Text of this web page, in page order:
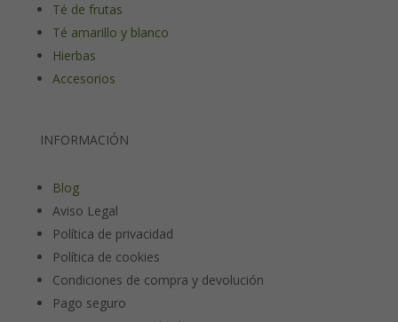
Té de frutas
Té amarillo y blanco
Hierbas
Accesorios
INFORMACIÓN
Blog
Aviso Legal
Política de privacidad
Política de cookies
Condiciones de compra y devolución
Pago seguro